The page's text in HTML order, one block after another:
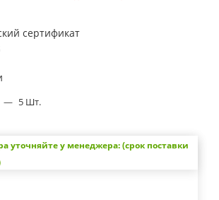
сертификат
— 5 Шт.
уточняйте у менеджера: (срок поставки